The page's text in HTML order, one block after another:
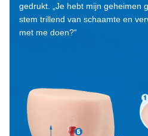
gedrukt. „Je hebt mijn geheimen
stem trillend van schaamte en
met me doen?“